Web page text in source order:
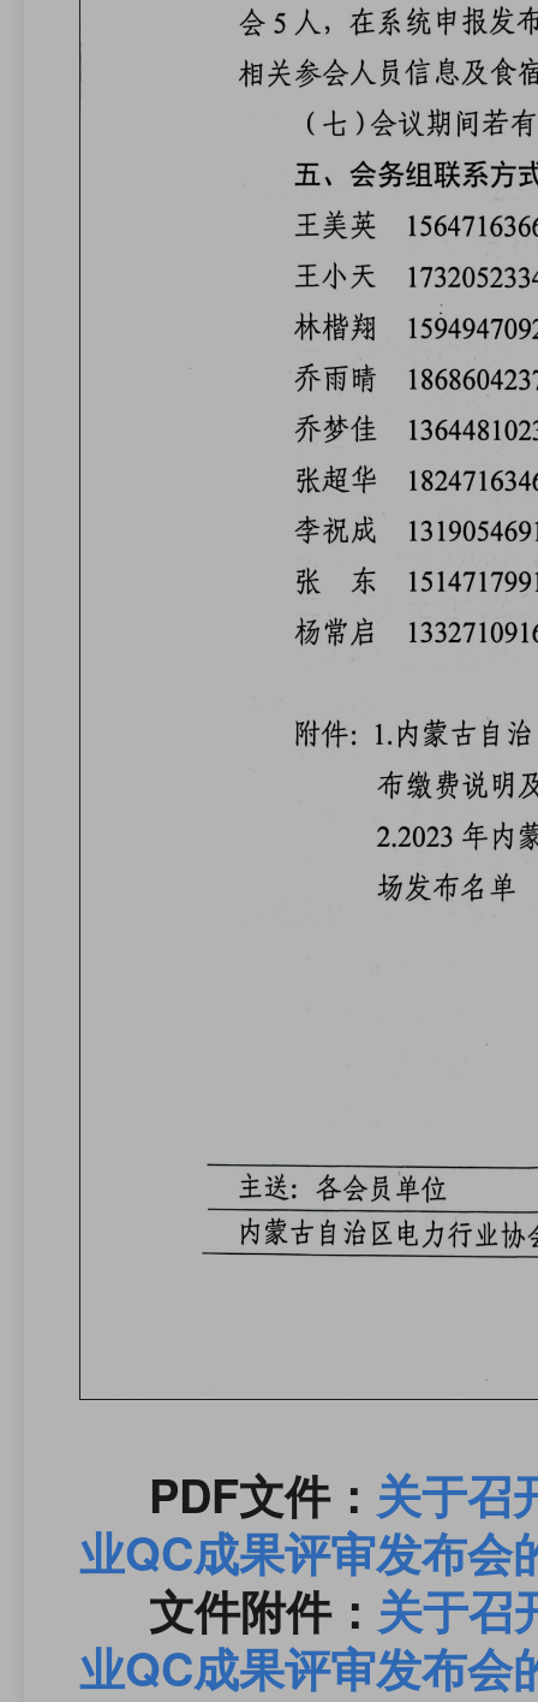
PDF文件： 关于召
业QC成果评审发布会
文件附件： 关于召
业QC成果评审发布会